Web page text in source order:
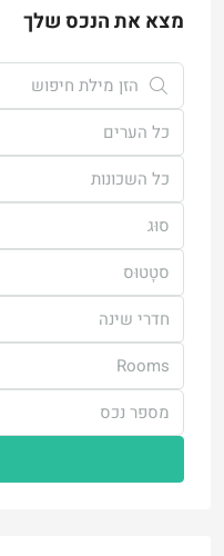
מצא את הנכס שלך
כל הערים
כל השכונות
סוּג
סטָטוּס
חדרי שינה
Rooms